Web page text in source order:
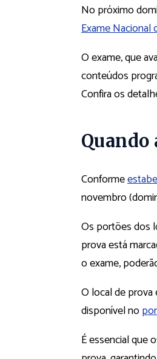
No próximo
Exame
O exame, que
conteúdos
Confira os
Quando
Conforme
novembro
Os portões dos
prova está
o exame,
O local de
disponível no
É essencial que